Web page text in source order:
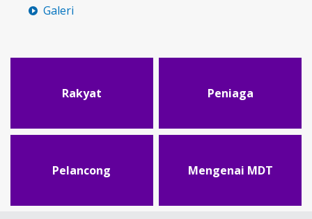
Galeri
Rakyat Peniaga
Pelancong Mengenai MDT